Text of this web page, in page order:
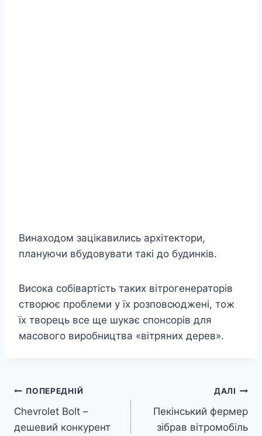
Винаходом зацікавились архітектори,
плануючи вбудовувати такі до будинків.
Висока собівартість таких вітрогенераторів
створює проблеми у їх розповсюджені, тож
їх творець все ще шукає спонсорів для
масового виробництва «вітряних дерев».
Навігація
записів
ПОПЕРЕДНІЙ
Chevrolet Bolt –
дешевий конкурент
ДАЛІ
Пекінський фермер
зібрав вітромобіль